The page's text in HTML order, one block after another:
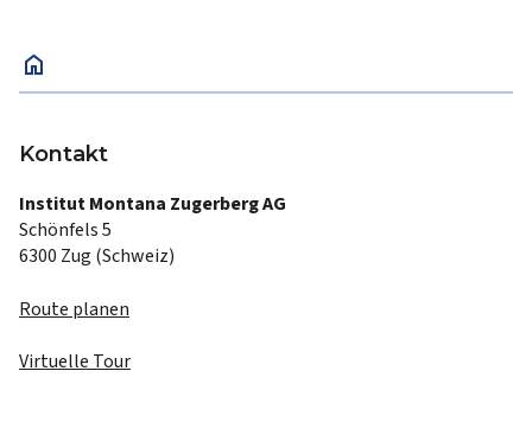
home
Kontakt
Institut Montana Zugerberg AG
Schönfels 5
6300 Zug (Schweiz)
Route planen
Virtuelle Tour